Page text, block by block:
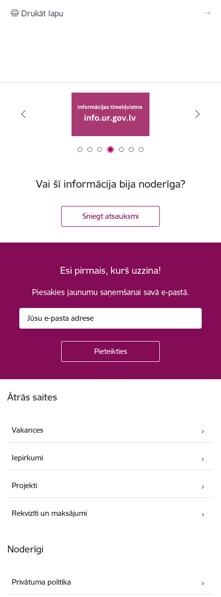
Drukāt lapu
Vai šī informācija bija noderīga?
Sniegt atsauksmi
Esi pirmais, kurš uzzina!
Piesakies jaunumu saņemšanai savā e-pastā.
Ātrās saites
Vakances
Iepirkumi
Projekti
Rekvizīti un maksājumi
Noderīgi
Privātuma politika